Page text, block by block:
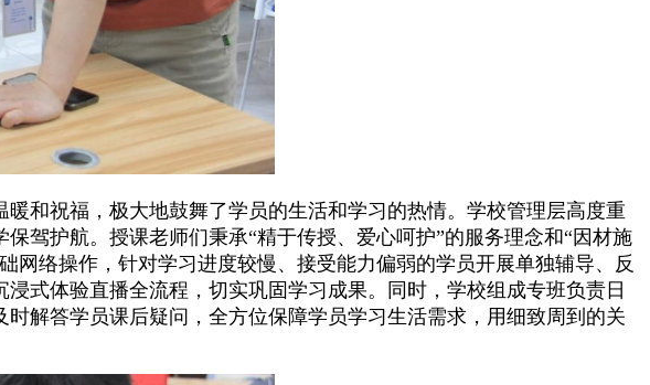
和祝福，极大地鼓舞了学员的生活和学习的热情。学校管理层高度重
驾护航。授课老师们秉承“精于传授、爱心呵护”的服务理念和“因材施
络操作，针对学习进度较慢、接受能力偏弱的学员开展单独辅导、反
式体验直播全流程，切实巩固学习成果。同时，学校组成专班负责日
解答学员课后疑问，全方位保障学员学习生活需求，用细致周到的关